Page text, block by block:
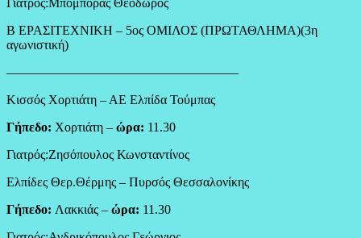
Γιατρός:Μπόμπορας Θεόδωρος
Β ΕΡΑΣΙΤΕΧΝΙΚΗ – 5ος ΟΜΙΛΟΣ (ΠΡΩΤΑΘΛΗΜΑ)(3η
αγωνιστική)
——————————————————
Κισσός Χορτιάτη – ΑΕ Ελπίδα Τούμπας
Γήπεδο: Χορτιάτη – ώρα: 11.30
Γιατρός:Ζησόπουλος Κωνσταντίνος
Ελπίδες Θερ.Θέρμης – Πυρσός Θεσσαλονίκης
Γήπεδο: Λακκιάς – ώρα: 11.30